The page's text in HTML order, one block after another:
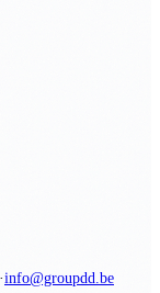
·info@groupdd.be